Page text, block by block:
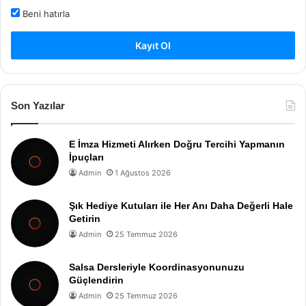
Beni hatırla
Kayıt Ol
Son Yazılar
E İmza Hizmeti Alırken Doğru Tercihi Yapmanın
İpuçları
Admin 1 Ağustos 2026
Şık Hediye Kutuları ile Her Anı Daha Değerli Hale
Getirin
Admin 25 Temmuz 2026
Salsa Dersleriyle Koordinasyonunuzu
Güçlendirin
Admin 25 Temmuz 2026